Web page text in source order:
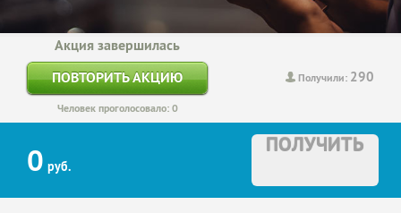
Получили: 290
Акция завершилась
ПОВТОРИТЬ АКЦИЮ
Человек проголосовало: 0
0 руб.
ПОЛУЧИТЬ